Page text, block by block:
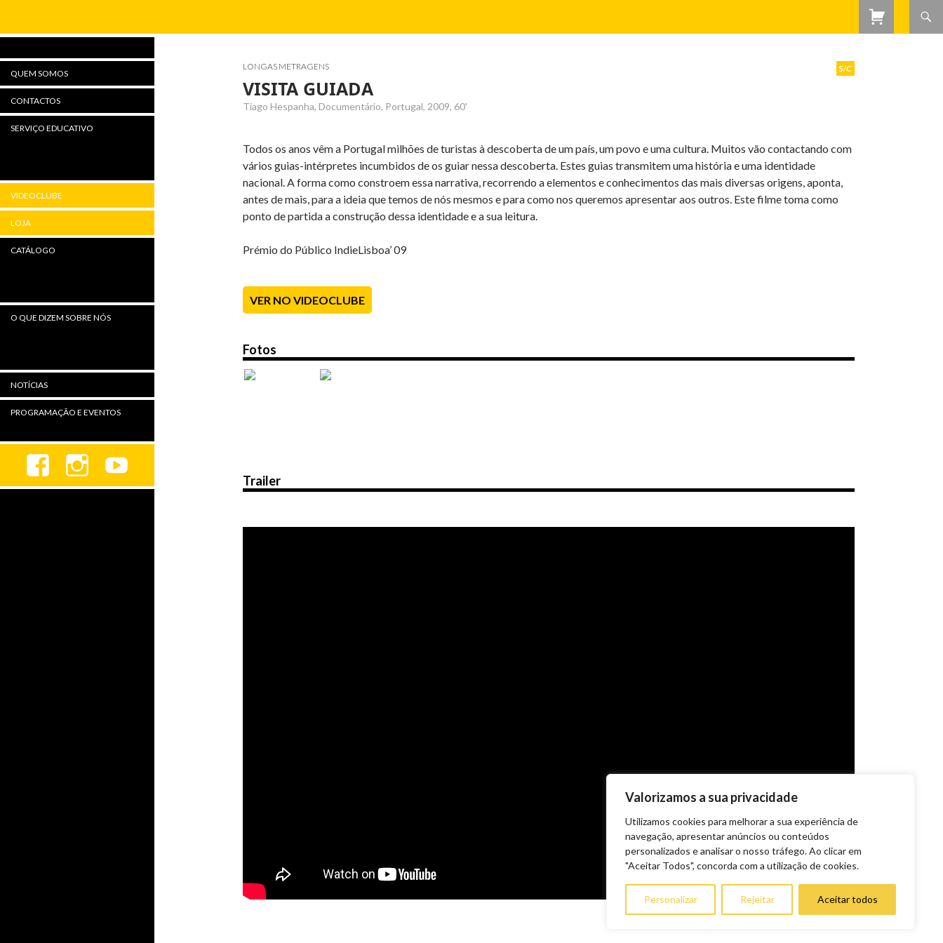
Valorizamos a sua privacidade
Utilizamos cookies para melhorar a sua experiência de
navegação, apresentar anúncios ou conteúdos
personalizados e analisar o nosso tráfego. Ao clicar em
"Aceitar Todos", concorda com a utilização de cookies.
Personalizar Rejeitar Aceitar todos
LONGAS METRAGENS S/C
VISITA GUIADA
Tiago Hespanha, Documentário, Portugal, 2009, 60'
Todos os anos vêm a Portugal milhões de turistas à descoberta de um país, um povo e uma cultura. Muitos vão contactando com
vários guias-intérpretes incumbidos de os guiar nessa descoberta. Estes guias transmitem uma história e uma identidade
nacional. A forma como constroem essa narrativa, recorrendo a elementos e conhecimentos das mais diversas origens, aponta,
antes de mais, para a ideia que temos de nós mesmos e para como nos queremos apresentar aos outros. Este filme toma como
ponto de partida a construção dessa identidade e a sua leitura.
Prémio do Público IndieLisboa’ 09
VER NO VIDEOCLUBE
Fotos
Trailer
QUEM SOMOS
CONTACTOS
SERVIÇO EDUCATIVO
VIDEOCLUBE
LOJA
CATÁLOGO
O QUE DIZEM SOBRE NÓS
NOTÍCIAS
PROGRAMAÇÃO E EVENTOS